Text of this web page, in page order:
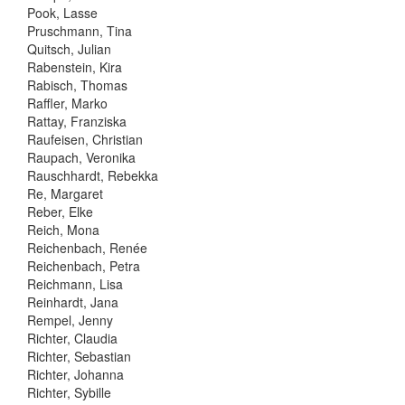
Pook, Lasse
Pruschmann, Tina
Quitsch, Julian
Rabenstein, Kira
Rabisch, Thomas
Raffler, Marko
Rattay, Franziska
Raufeisen, Christian
Raupach, Veronika
Rauschhardt, Rebekka
Re, Margaret
Reber, Elke
Reich, Mona
Reichenbach, Renée
Reichenbach, Petra
Reichmann, Lisa
Reinhardt, Jana
Rempel, Jenny
Richter, Claudia
Richter, Sebastian
Richter, Johanna
Richter, Sybille